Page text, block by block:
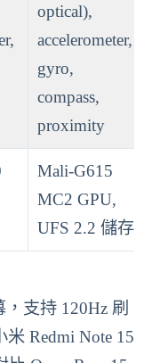
optical),
accelerometer,
gyro,
compass,
proximity
Mali-G615
MC2 GPU,
UFS 2.2 儲存
支持 120Hz 刷
Redmi Note 15